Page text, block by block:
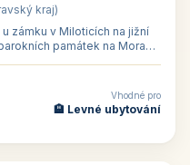
kraj)
zámku v Miloticích na jižní
památek na Moravě,
Vhodné pro
🏨 Levné ubytování